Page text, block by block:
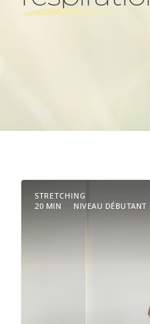
STRETCHING
20 MIN
NIVEAU DÉBUTANT